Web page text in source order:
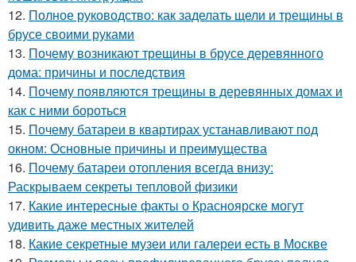
12. Полное руководство: как заделать щели и трещины в
брусе своими руками
13. Почему возникают трещины в брусе деревянного
дома: причины и последствия
14. Почему появляются трещины в деревянных домах и
как с ними бороться
15. Почему батареи в квартирах устанавливают под
окном: Основные причины и преимущества
16. Почему батареи отопления всегда внизу:
Раскрываем секреты тепловой физики
17. Какие интересные факты о Красноярске могут
удивить даже местных жителей
18. Какие секретные музеи или галереи есть в Москве